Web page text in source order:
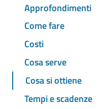
Approfondimenti
Come fare
Costi
Cosa serve
Cosa si ottiene
Tempi e scadenze